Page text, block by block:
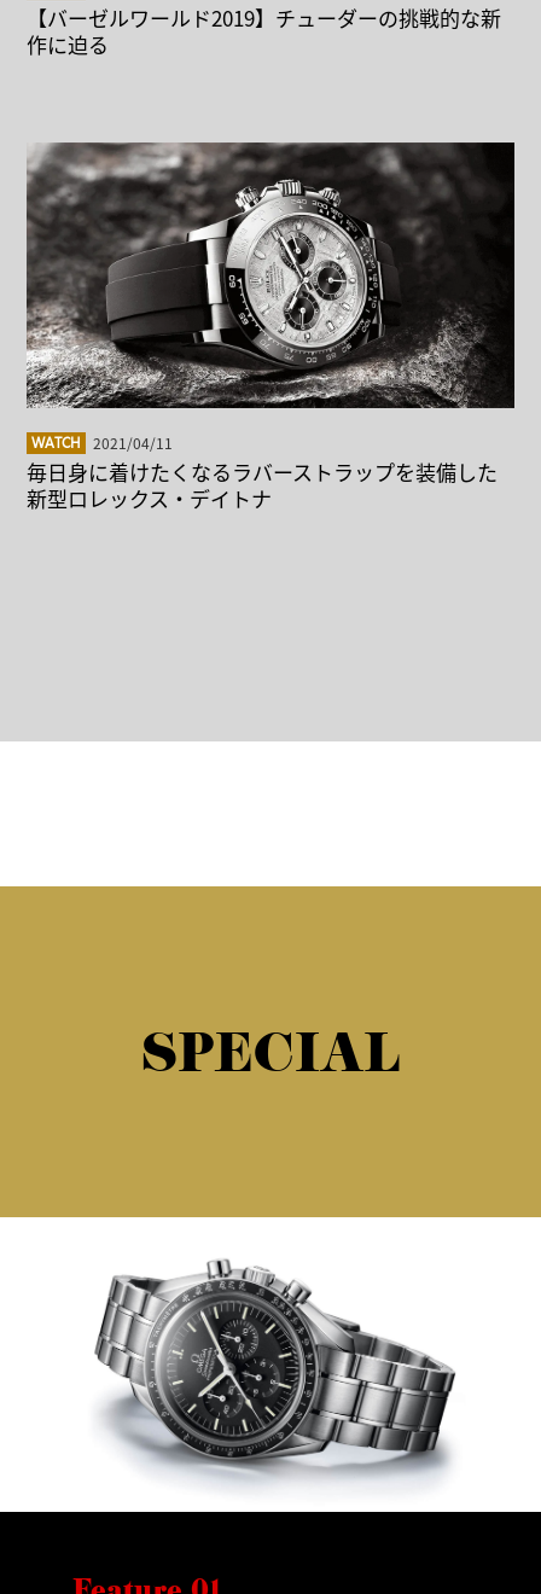
【バーゼルワールド2019】チューダーの挑戦的な新
作に迫る
WATCH 2021/04/11
毎日身に着けたくなるラバーストラップを装備した
新型ロレックス・デイトナ
SPECIAL